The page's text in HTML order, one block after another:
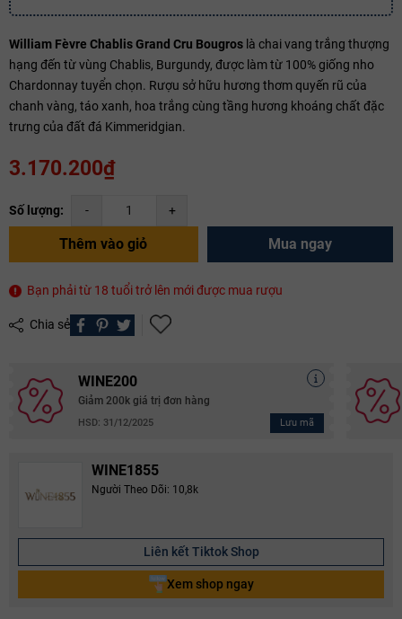
William Fèvre Chablis Grand Cru Bougros là chai vang trắng thượng
hạng đến từ vùng Chablis, Burgundy, được làm từ 100% giống nho
Chardonnay tuyển chọn. Rượu sở hữu hương thơm quyến rũ của
chanh vàng, táo xanh, hoa trắng cùng tầng hương khoáng chất đặc
trưng của đất đá Kimmeridgian.
3.170.200₫
Số lượng: - +
Thêm vào giỏ Mua ngay
Bạn phải từ 18 tuổi trở lên mới được mua rượu
Chia sẻ
WINE200
Giảm 200k giá trị đơn hàng
HSD: 31/12/2025 Lưu mã
WINE1855
Người Theo Dõi: 10,8k
Liên kết Tiktok Shop
Xem shop ngay